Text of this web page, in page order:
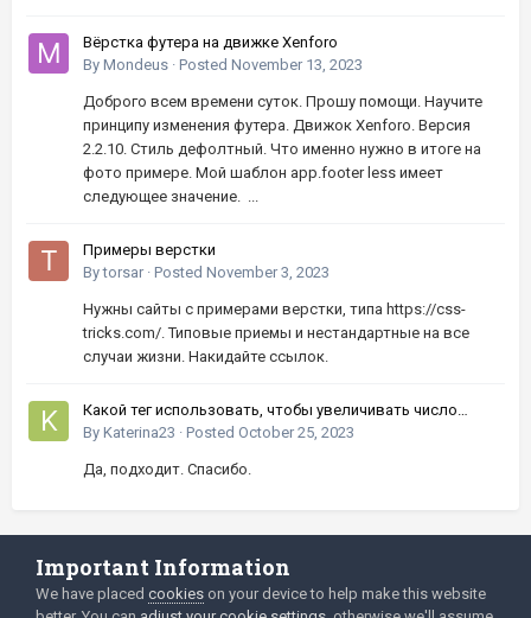
Вёрстка футера на движке Xenforo
By Mondeus · Posted November 13, 2023
Доброго всем времени суток. Прошу помощи. Научите
принципу изменения футера. Движок Xenforo. Версия
2.2.10. Стиль дефолтный. Что именно нужно в итоге на
фото примере. Мой шаблон app.footer less имеет
следующее значение. ...
Примеры верстки
Bytorsar · Posted November 3, 2023
Нужны сайты с примерами верстки, типа https://css-
tricks.com/. Типовые приемы и нестандартные на все
случаи жизни. Накидайте ссылок.
Какой тег использовать, чтобы увеличивать число
кнопками вверх-вниз?
By Katerina23 · Posted October 25, 2023
Да, подходит. Спасибо.
Language Privacy Policy
Important Information
We have placed cookies on your device to help make this website